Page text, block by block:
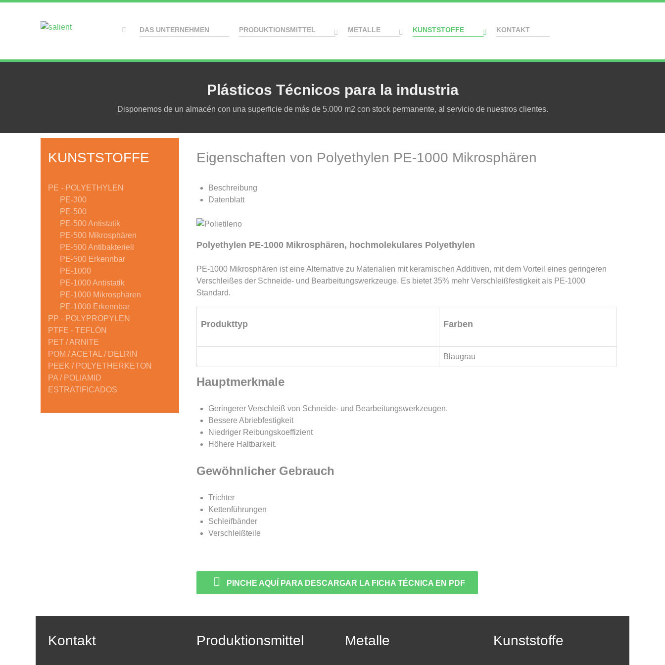
DAS UNTERNEHMEN PRODUKTIONSMITTEL METALLE KUNSTSTOFFE KONTAKT
Plásticos Técnicos para la industria
Disponemos de un almacén con una superficie de más de 5.000 m2 con stock permanente, al servicio de nuestros clientes.
KUNSTSTOFFE
PE - POLYETHYLEN
PE-300
PE-500
PE-500 Antistatik
PE-500 Mikrosphären
PE-500 Antibakteriell
PE-500 Erkennbar
PE-1000
PE-1000 Antistatik
PE-1000 Mikrosphären
PE-1000 Erkennbar
PP - POLYPROPYLEN
PTFE - TEFLÓN
PET / ARNITE
POM / ACETAL / DELRIN
PEEK / POLYETHERKETON
PA / POLIAMID
ESTRATIFICADOS
Eigenschaften von Polyethylen PE-1000 Mikrosphären
Beschreibung
Datenblatt
Polyethylen PE-1000 Mikrosphären, hochmolekulares Polyethylen
PE-1000 Mikrosphären ist eine Alternative zu Materialien mit keramischen Additiven, mit dem Vorteil eines geringeren
Verschleißes der Schneide- und Bearbeitungswerkzeuge. Es bietet 35% mehr Verschleißfestigkeit als PE-1000
Standard.
Produkttyp Farben
Blaugrau
Hauptmerkmale
Geringerer Verschleiß von Schneide- und Bearbeitungswerkzeugen.
Bessere Abriebfestigkeit
Niedriger Reibungskoeffizient
Höhere Haltbarkeit.
Gewöhnlicher Gebrauch
Trichter
Kettenführungen
Schleifbänder
Verschleißteile
PINCHE AQUÍ PARA DESCARGAR LA FICHA TÉCNICA EN PDF
Kontakt Produktionsmittel Metalle Kunststoffe